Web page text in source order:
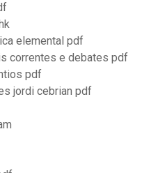
elemental pdf
correntes e debates pdf
pdf
jordi cebrian pdf